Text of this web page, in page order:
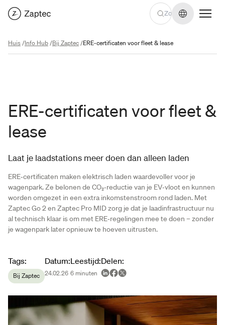
Taal
Huis/Info Hub/Bij Zaptec/ERE-certificaten voor fleet & lease
ERE-certificaten voor fleet &
lease
Laat je laadstations meer doen dan alleen laden
ERE‑certificaten maken elektrisch laden waardevoller voor je
wagenpark. Ze belonen de CO₂‑reductie van je EV‑vloot en kunnen
worden omgezet in een extra inkomstenstroom rond laden. Met
Zaptec Go 2 en Zaptec Pro MID zorg je dat je laadinfrastructuur nu
al technisch klaar is om met ERE‑regelingen mee te doen – zonder
je wagenpark later opnieuw te hoeven uitrusten.
Article metadata
Tags:
Bij Zaptec
Datum:
24.02.26
Leestijd:
6 minuten
Delen: